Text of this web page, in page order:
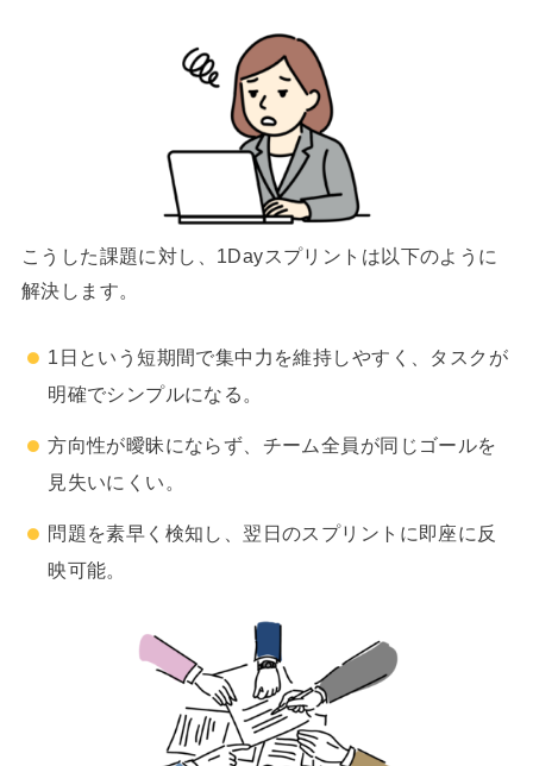
こうした課題に対し、1Dayスプリントは以下のように
解決します。
1日という短期間で集中力を維持しやすく、タスクが
明確でシンプルになる。
方向性が曖昧にならず、チーム全員が同じゴールを
見失いにくい。
問題を素早く検知し、翌日のスプリントに即座に反
映可能。